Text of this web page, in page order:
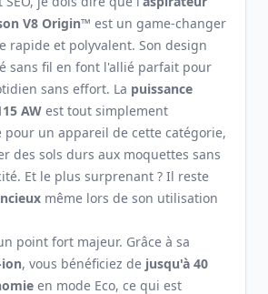
V8 Origin™ est un game-changer
rapide et polyvalent. Son design
sans fil en font l'allié parfait pour
sans effort. La puissance
AW est tout simplement
pour un appareil de cette catégorie,
des sols durs aux moquettes sans
Et le plus surprenant ? Il reste
même lors de son utilisation
point fort majeur. Grâce à sa
, vous bénéficiez de jusqu'à 40
en mode Eco, ce qui est